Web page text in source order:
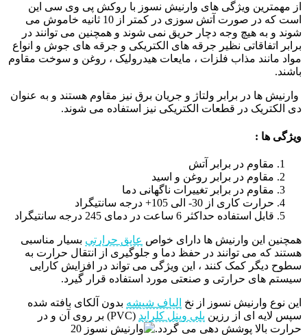
از مهمترین ویژگی های وارنیش نسوز با روکش پی وی سی این
است که در صورت آتش سوزی در کمتر از 10 ثانیه خاموش می
شوند و به هیچ وجه دچار حریق نمی شوند و همچنین می توانند در
برابر اتفاقاتی نظیر جرقه های الکتریکی و جرقه های جوش و انواع
مواد مانند مذاب فلزات ، مایعات هیدرولیک ، روغن و سوخت مقاوم
باشند.
وارنیش ها در برابر ولتاژ و جریان برق نیز مقاوم هستند و به عنوان
دی الکتریک در قطعات الکتریکی نیز استفاده می شوند.
ویژگی ها :
مقاوم در برابر آتش
مقاوم در برابر روغن و اسید
مقاوم در برابر تغییرات ناگهانی دما
حرارت کاری از 30- الی 105+ درجه سانتیگراد
قابل استفاده حداکثر 6 ساعت در دمای 245 درجه سانتیگراد
همچنین این وارنیش ها دارای خواص عایق حرارتی بسیار مناسبی
هستند که می توانند در حفظ دما و جلوگیری از انتقال حرارت به
سطوح دیگر کمک کنند ، این ویژگی می تواند در افزایش کارایی
سیستم های حرارتی و صنعتی مورد استفاده قرار گیرد.
اين نوع وارنيش نسوز از نخ الياف شيشه بدون آلکای بافته شده
سپس لايه ای از رزين پلی وينل کلرايد
(PVC) بر روی آن و در
حرارت بالا پوشش دهی می گردد.